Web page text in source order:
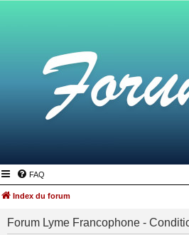
FAQ
Index du forum
Forum Lyme Francophone -